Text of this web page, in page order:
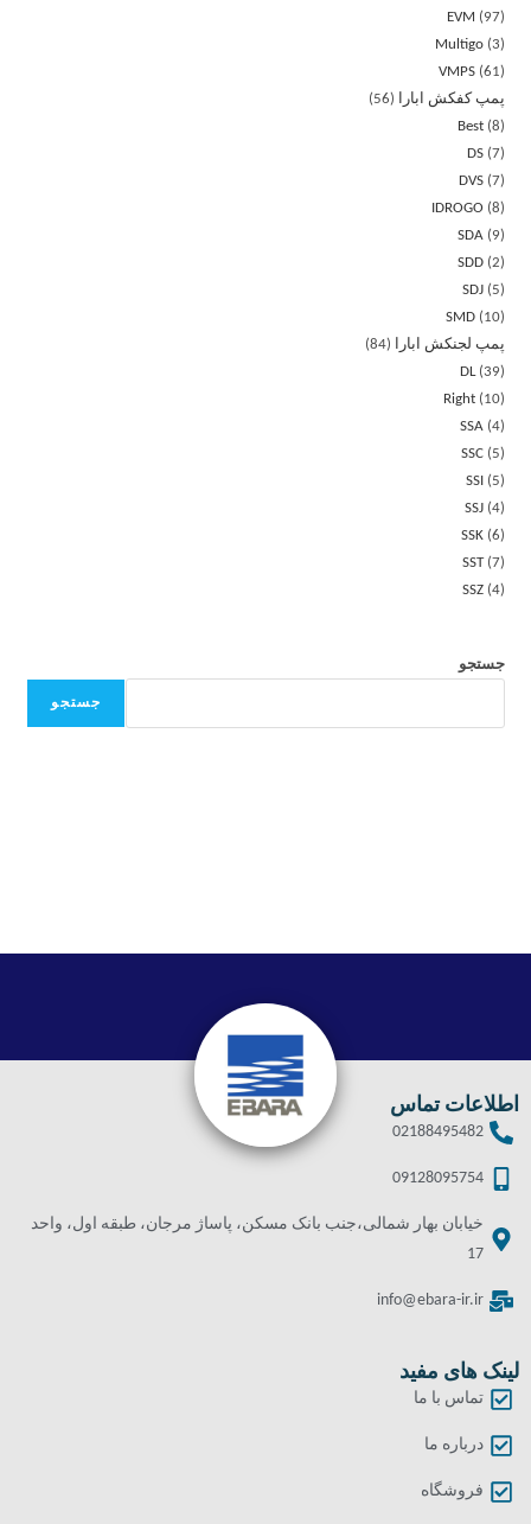
EVM
97
Multigo 3
VMPS 61
پمپ کفکش ابارا
56
Best 8
DS 7
DVS 7
IDROGO
8
SDA
9
SDD 2
SDJ
5
SMD
10
پمپ لجنکش ابارا
84
DL 39
Right
10
SSA 4
SSC
5
SSI
5
SSJ 4
SSK 6
SST 7
SSZ 4
جستجو
جستجو
اطلاعات تماس
02188495482
09128095754
خیابان بهار شمالی،جنب بانک مسکن، پاساژ مرجان، طبقه اول، واحد
17
info@ebara-ir.ir
لینک های مفید
تماس با ما
درباره ما
فروشگاه